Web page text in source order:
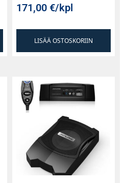
171,00€/kpl
LISÄÄ OSTOSKORIIN